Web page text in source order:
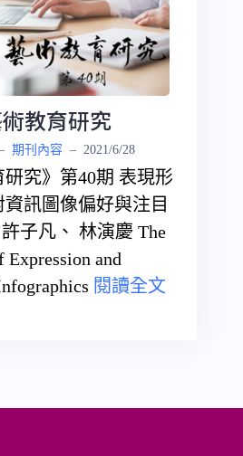
教育研究
期刊內容 – 2021/6/28
研究》第40期 表現形
訊圖像偏好與注目
子凡、 林演慶 The
Expression and
閱讀全文